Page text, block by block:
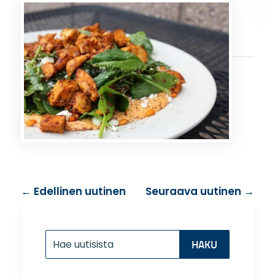
← Edellinen uutinen Seuraava uutinen →
for...